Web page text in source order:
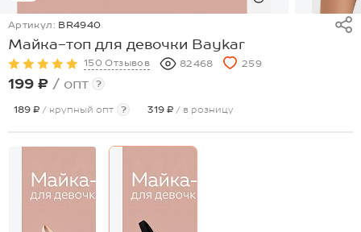
Артикул: BR4940
Майка-топ для девочки Baykar
150 Отзывов 82468 259
199 ₽ / опт ?
189 ₽ / крупный опт ? 319 ₽ / в розницу